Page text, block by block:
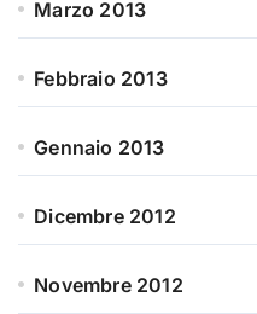
Marzo 2013
Febbraio 2013
Gennaio 2013
Dicembre 2012
Novembre 2012